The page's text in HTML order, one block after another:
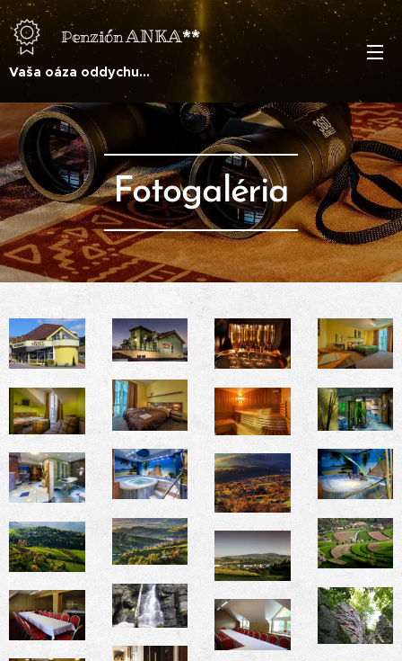
PenziónANKA**
Vaša oáza oddychu...
Fotogaléria